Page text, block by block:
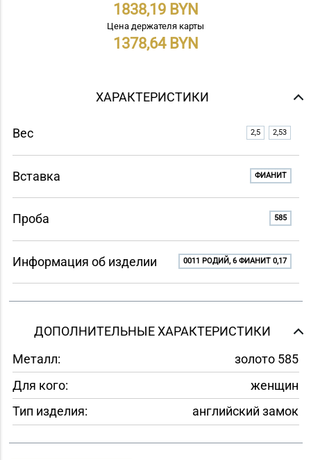
1838,19
Цена держателя карты
1378,64
ХАРАКТЕРИСТИКИ
Вес 2,5 2,53
Вставка ФИАНИТ
Проба 585
Информация об изделии 0011 РОДИЙ, 6 ФИАНИТ 0,17
ДОПОЛНИТЕЛЬНЫЕ ХАРАКТЕРИСТИКИ
Металл:
золото 585
Для кого:
женщин
Тип изделия:
английский замок